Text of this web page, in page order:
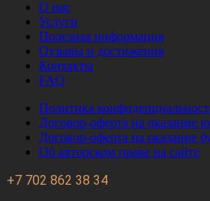
О нас
Услуги
Полезная информация
Отзывы и достижения
Контакты
FAQ
Политика
Договор-оферта на оказание
Договор-оферта на оказание
Об авторском праве на сайте
+7 702 862 38 34